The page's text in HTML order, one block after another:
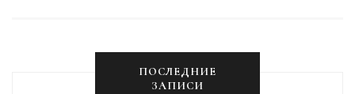
ПОСЛЕДНИЕ
ЗАПИСИ